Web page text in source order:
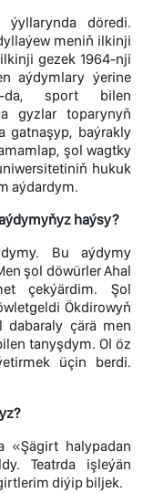
döredi.
meniň ilkinji
gezek 1964-nji
aýdymlary ýerine
da, sport bilen
gyzlar toparynyň
gatnaşyp, baýrakly
şol wagtky
hukuk
aýdardym.
haýsy?
Bu aýdymy
şol döwürler Ahal
çekýärdim. Şol
Ökdirowyň
dabaraly çärä men
tanyşdym. Ol öz
üçin berdi.
halypadan
Teatrda işleýän
diýip biljek.